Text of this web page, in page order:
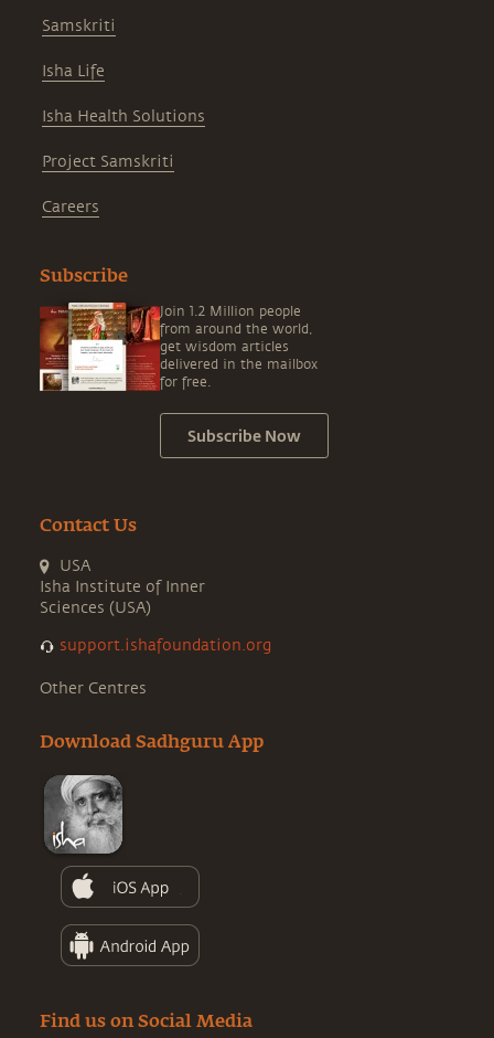
Samskriti
Isha Life
Isha Health Solutions
Project Samskriti
Careers
Subscribe
Join 1.2 Million people
from around the world,
get wisdom articles
delivered in the mailbox
for free.
Subscribe Now
Contact Us
USA
Isha Institute of Inner
Sciences (USA)
support.ishafoundation.org
Other Centres
Download Sadhguru App
Find us on Social Media